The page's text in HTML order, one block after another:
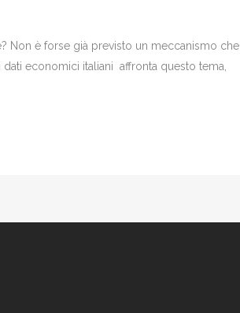
Non è forse già previsto un meccanismo che
economici italiani affronta questo tema,